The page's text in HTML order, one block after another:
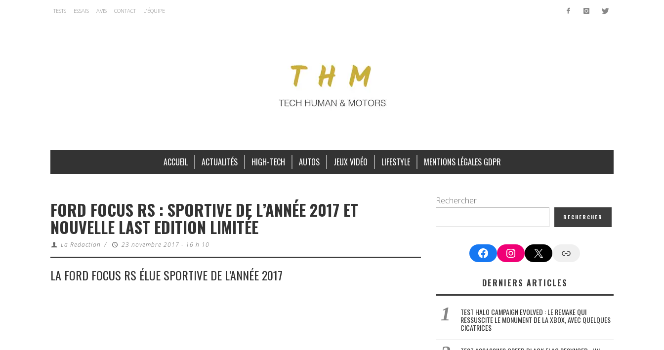
TESTS ESSAIS AVIS CONTACT L’ÉQUIPE
ACCUEIL ACTUALITÉS HIGH-TECH AUTOS JEUX VIDÉO LIFESTYLE MENTIONS LÉGALES GDPR
FORD FOCUS RS : SPORTIVE DE L’ANNÉE 2017 ET
NOUVELLE LAST EDITION LIMITÉE
La Redaction / 23 novembre 2017 - 16 h 10
LA FORD FOCUS RS ÉLUE SPORTIVE DE L’ANNÉE 2017
Rechercher
RECHERCHER
FacebookInstagram
X Google News
DERNIERS ARTICLES
TEST HALO CAMPAIGN EVOLVED : LE REMAKE QUI
RESSUSCITE LE MONUMENT DE LA XBOX, AVEC QUELQUES
CICATRICES